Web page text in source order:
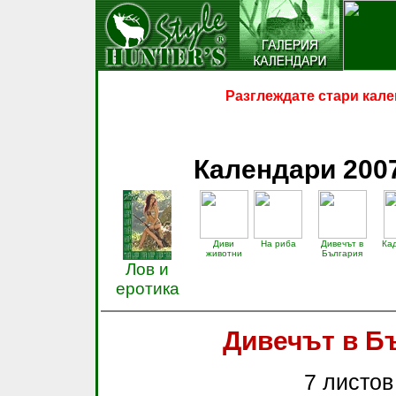
Разглеждате стари
Календари
Лов и
еротика
Диви
животни
На риба
Дивечът в
България
Дивечът в
7